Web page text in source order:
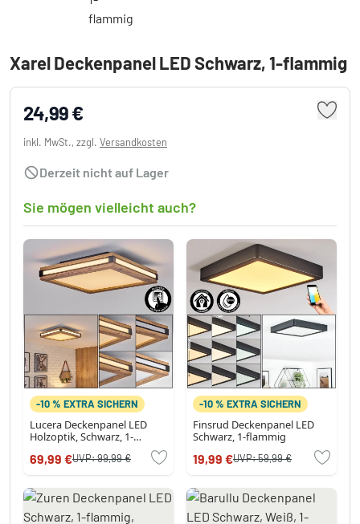
Xarel Deckenpanel LED Schwarz, 1-flammig
24,99 €
inkl. MwSt., zzgl. Versandkosten
Derzeit nicht auf Lager
Sie mögen vielleicht auch?
-10 % EXTRA SICHERN
Lucera Deckenpanel LED
Holzoptik, Schwarz, 1-
69,99 €UVP:99,99 €
-10 % EXTRA SICHERN
Finsrud Deckenpanel LED
Schwarz, 1-flammig
19,99 €UVP:59,99 €